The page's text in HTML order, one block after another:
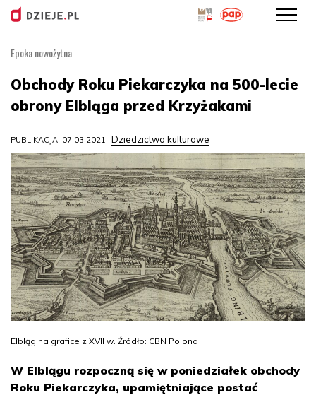
treści
Epoka nowożytna
Obchody Roku Piekarczyka na 500-lecie
obrony Elbląga przed Krzyżakami
PUBLIKACJA: 07.03.2021 Dziedzictwo kulturowe
Elbląg na grafice z XVII w. Źródło: CBN Polona
W Elblągu rozpoczną się w poniedziałek obchody
Roku Piekarczyka, upamiętniające postać